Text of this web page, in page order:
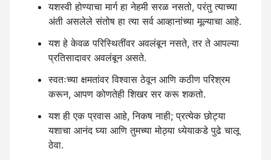
यशस्वी होण्याचा मार्ग हा नेहमी सरळ नसतो, परंतु त्याच्या
अंती असलेले संतोष हा त्या सर्व आव्हानांच्या मूल्याचा आहे.
यश हे केवळ परिस्थितींवर अवलंबून नसते, तर ते आपल्या
प्रतिसादावर अवलंबून असते.
स्वतःच्या क्षमतांवर विश्वास ठेवून आणि कठीण परिश्रम
करून, आपण कोणतेही शिखर सर करू शकतो.
यश ही एक प्रवास आहे, निकष नाही; प्रत्येक छोट्या
यशाचा आनंद घ्या आणि तुमच्या मोठ्या ध्येयाकडे पुढे चालू
ठेवा.